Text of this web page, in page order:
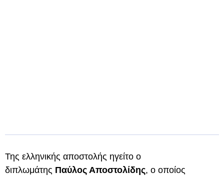
Της ελληνικής αποστολής ηγείτο ο
διπλωμάτης Παύλος Αποστολίδης, ο οποίος